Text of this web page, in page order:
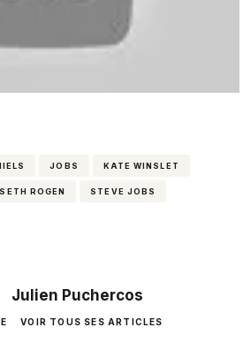
JOBS KATE WINSLET
SETH ROGEN STEVE JOBS
Julien Puchercos
VOIR TOUS SES ARTICLES